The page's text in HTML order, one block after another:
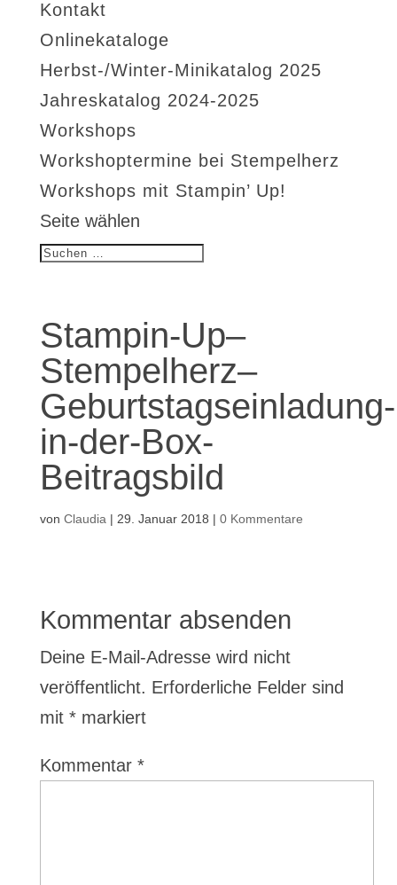
Kontakt
Onlinekataloge
Herbst-/Winter-Minikatalog 2025
Jahreskatalog 2024-2025
Workshops
Workshoptermine bei Stempelherz
Workshops mit Stampin’ Up!
Seite wählen
Stampin-Up–
Stempelherz–
Geburtstagseinladung-
in-der-Box-
Beitragsbild
von Claudia | 29. Januar 2018 | 0 Kommentare
Kommentar absenden
Deine E-Mail-Adresse wird nicht
veröffentlicht. Erforderliche Felder sind
mit *markiert
Kommentar *